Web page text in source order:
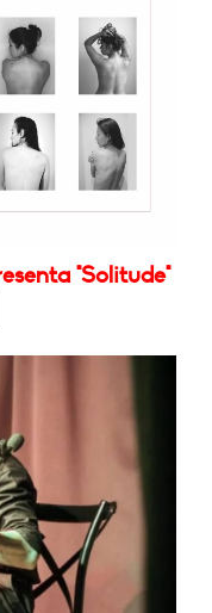
"Solitude"